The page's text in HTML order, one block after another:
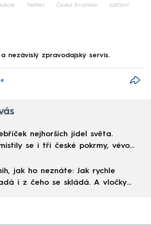
Twitter Český Krumlov zatčení
nezávislý zpravodajský servis.
nejhorších jídel světa.
se i tři české pokrmy, vévodí
jak ho neznáte: Jak rychle
i z čeho se skládá. A vločky